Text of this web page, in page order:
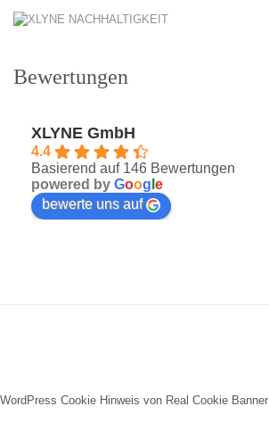
Bewertungen
XLYNE GmbH
4.4
Basierend auf 146 Bewertungen
powered by Goog e
bewerte uns auf
WordPress Cookie Hinweis von Real Cookie Banner